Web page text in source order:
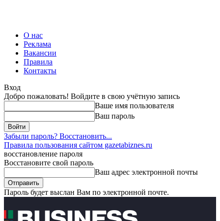
О нас
Реклама
Вакансии
Правила
Контакты
Вход
Добро пожаловать! Войдите в свою учётную запись
Ваше имя пользователя
Ваш пароль
Забыли пароль? Восстановить...
Правила пользования сайтом gazetabiznes.ru
восстановление пароля
Восстановите свой пароль
Ваш адрес электронной почты
Пароль будет выслан Вам по электронной почте.